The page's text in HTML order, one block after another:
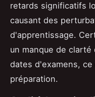
retards significatifs
causant des
d'apprentissage.
un manque de
dates d'examens,
préparation.